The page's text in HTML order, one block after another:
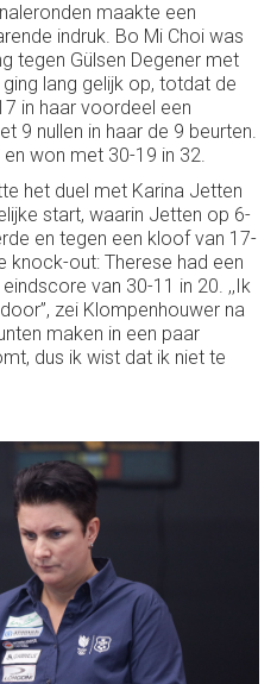
maakte een
indruk. Bo Mi Choi was
tegen Gülsen Degener met
lang gelijk op, totdat de
in haar voordeel een
9 nullen in haar de 9 beurten.
won met 30-19 in 32.
het duel met Karina Jetten
start, waarin Jetten op 6-
en tegen een kloof van 17-
knock-out: Therese had een
van 30-11 in 20. ,,Ik
zei Klompenhouwer na
maken in een paar
dus ik wist dat ik niet te